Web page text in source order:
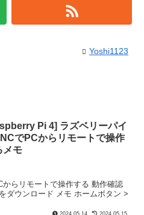
Yoshi1123
Pi 4] ラズベリーパイ
でPCからリモートで操作
メモ
らリモートで操作する 動作確認
ダウンロード メモ ホームボタン >
2024.05.14 2024.05.15